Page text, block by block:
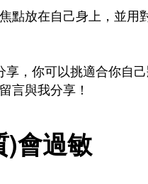
放在自己身上，並用
，你可以挑適合你自
言與我分享！
)會過敏